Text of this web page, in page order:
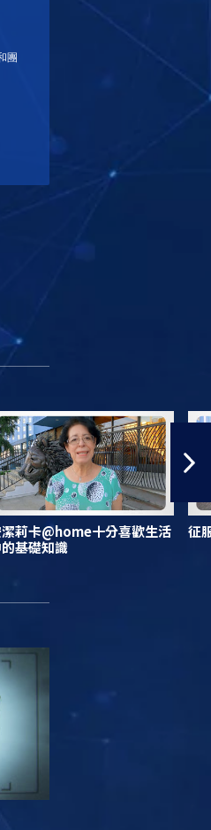
團
莉卡@home十分喜歡生活
基礎知識
征